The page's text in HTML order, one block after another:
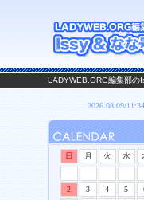
LADYWEB.ORG編集部の
日 月 火 水
2
3 4 5